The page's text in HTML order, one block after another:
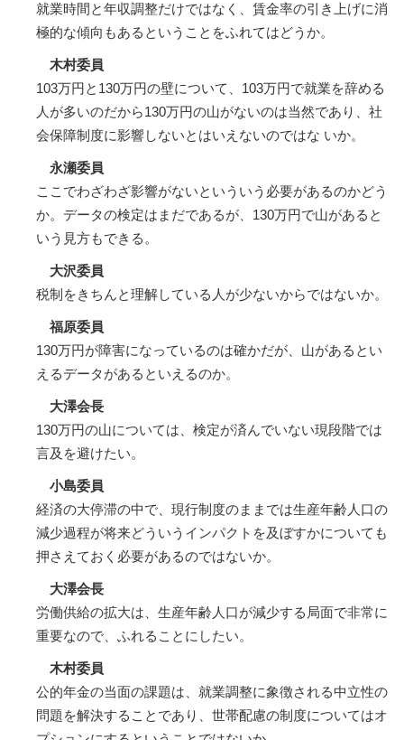
就業時間と年収調整だけではなく、賃金率の引き上げに消
極的な傾向もあるということをふれてはどうか。
木村委員
103万円と130万円の壁について、103万円で就業を辞める
人が多いのだから130万円の山がないのは当然であり、社
会保障制度に影響しないとはいえないのではな いか。
永瀬委員
ここでわざわざ影響がないといういう必要があるのかどう
か。データの検定はまだであるが、130万円で山があると
いう見方もできる。
大沢委員
税制をきちんと理解している人が少ないからではないか。
福原委員
130万円が障害になっているのは確かだが、山があるとい
えるデータがあるといえるのか。
大澤会長
130万円の山については、検定が済んでいない現段階では
言及を避けたい。
小島委員
経済の大停滞の中で、現行制度のままでは生産年齢人口の
減少過程が将来どういうインパクトを及ぼすかについても
押さえておく必要があるのではないか。
大澤会長
労働供給の拡大は、生産年齢人口が減少する局面で非常に
重要なので、ふれることにしたい。
木村委員
公的年金の当面の課題は、就業調整に象徴される中立性の
問題を解決することであり、世帯配慮の制度についてはオ